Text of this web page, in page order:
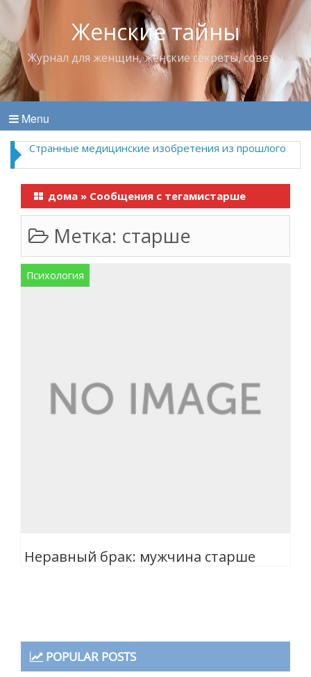
Женские тайны
Журнал для женщин, женские секреты, советы
Menu
Странные медицинские изобретения из прошлого
дома » Сообщения с тегамистарше
Метка: старше
Психология
Неравный брак: мужчина старше
POPULAR POSTS